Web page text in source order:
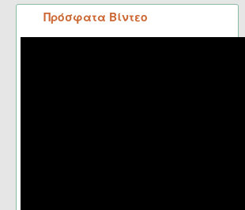
Πρόσφατα Βίντεο